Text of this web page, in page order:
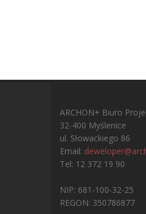
ARCHON+ Biuro
32-400 Myślenice
ul. Słowackiego 86
Email:
Tel: 12 372 19 90
NIP: 681-100-32-25
REGON: 350786877